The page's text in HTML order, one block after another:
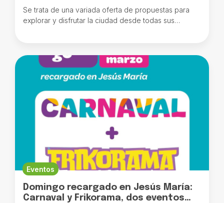
actividades para toda la familia
Se trata de una variada oferta de propuestas para
explorar y disfrutar la ciudad desde todas sus
Eventos
Domingo recargado en Jesús María:
Carnaval y Frikorama, dos eventos